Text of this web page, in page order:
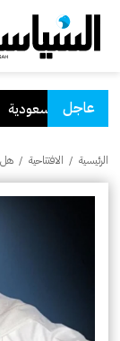
عاجل
السعودية .
الرئيسية / الافتتاحية / هل